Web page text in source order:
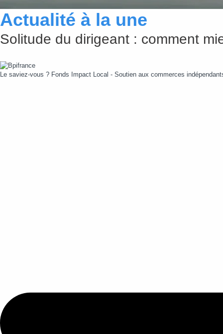
Actualité à la une
Solitude du dirigeant : comment
Le saviez-vous ? Fonds Impact Local - Soutien aux commerces